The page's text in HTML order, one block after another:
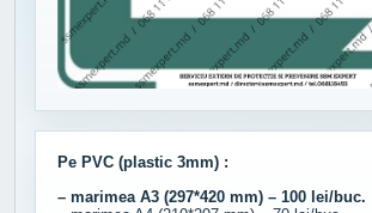
Pe PVC (plastic 3mm) :
– marimea A3 (297*420 mm) – 100 lei/buc.